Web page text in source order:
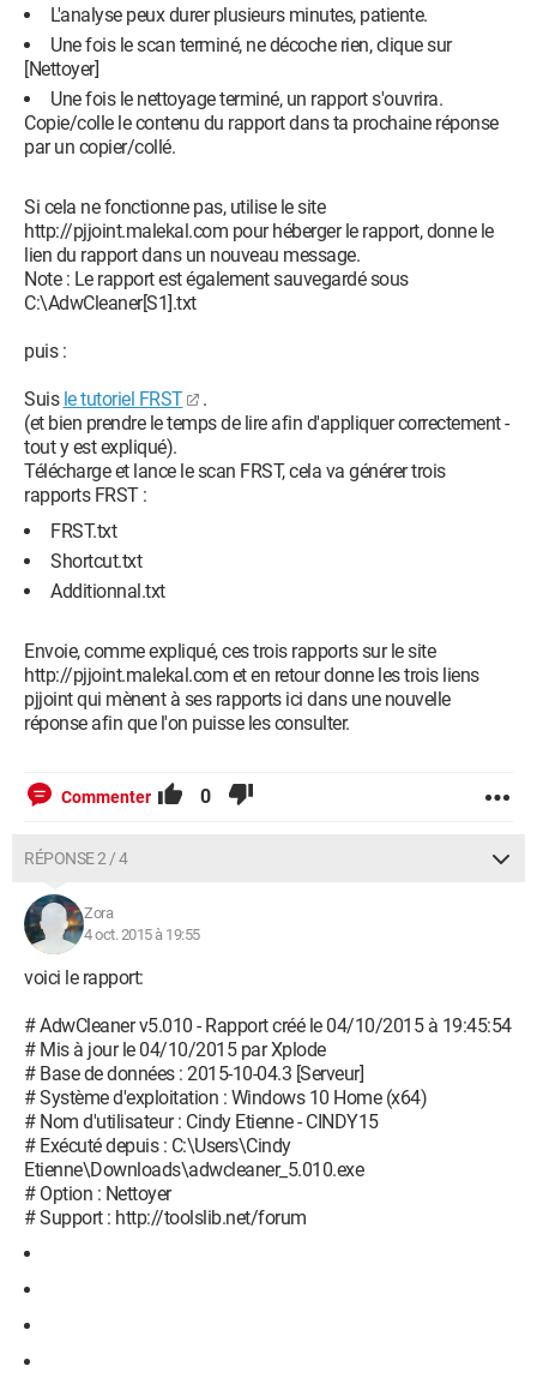
L'analyse peux durer plusieurs minutes, patiente.
Une fois le scan terminé, ne décoche rien, clique sur
[Nettoyer]
Une fois le nettoyage terminé, un rapport s'ouvrira.
Copie/colle le contenu du rapport dans ta prochaine réponse
par un copier/collé.
Si cela ne fonctionne pas, utilise le site
http://pjjoint.malekal.com pour héberger le rapport, donne le
lien du rapport dans un nouveau message.
Note : Le rapport est également sauvegardé sous
C:\AdwCleaner[S1].txt
puis :
Suis le tutoriel FRST
.
(et bien prendre le temps de lire afin d'appliquer correctement -
tout y est expliqué).
Télécharge et lance le scan FRST, cela va générer trois
rapports FRST :
FRST.txt
Shortcut.txt
Additionnal.txt
Envoie, comme expliqué, ces trois rapports sur le site
http://pjjoint.malekal.com et en retour donne les trois liens
pjjoint qui mènent à ses rapports ici dans une nouvelle
réponse afin que l'on puisse les consulter.
Commenter 0
RÉPONSE 2 / 4
Zora
4 oct. 2015 à 19:55
voici le rapport:
# AdwCleaner v5.010 - Rapport créé le 04/10/2015 à 19:45:54
# Mis à jour le 04/10/2015 par Xplode
# Base de données : 2015-10-04.3 [Serveur]
# Système d'exploitation : Windows 10 Home (x64)
# Nom d'utilisateur : Cindy Etienne - CINDY15
# Exécuté depuis : C:\Users\Cindy
Etienne\Downloads\adwcleaner_5.010.exe
# Option : Nettoyer
# Support : http://toolslib.net/forum